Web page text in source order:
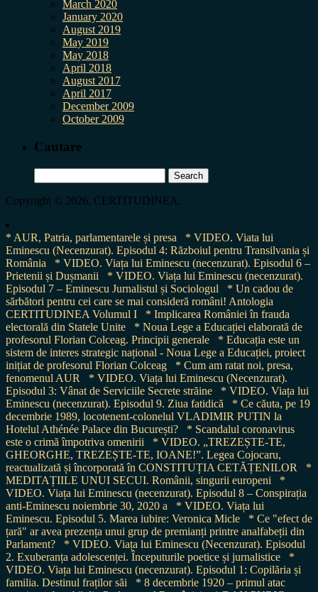
March 2020
January 2020
August 2019
May 2019
May 2018
April 2018
August 2017
April 2017
December 2009
October 2009
Cautare
for:
Copyright © 2026, CERTITUDINEA.
* AUR, Patria, parlamentarele și presa
* VIDEO. Viata lui
Eminescu (Necenzurat). Episodul 4: Războiul pentru Transilvania și
România
* VIDEO. Viața lui Eminescu (necenzurat). Episodul 6 –
Prietenii și Dușmanii
* VIDEO. Viața lui Eminescu (necenzurat).
Episodul 7 – Eminescu Jurnalistul și Sociologul
* Un cadou de
sărbători pentru cei care se mai consideră români! Antologia
CERTITUDINEA Volumul I
* Implicarea României în frauda
electorală din Statele Unite
* Noua Lege a Educației elaborată de
profesorul Florian Colceag. Principii generale
* Educația este un
sistem de interes strategic național - Noua Lege a Educației, proiect
inițiat de profesorul Florian Colceag
* Cum am ratat noi, presa,
fenomenul AUR
* VIDEO. Viața lui Eminescu (Necenzurat).
Episodul 3: Vânat de Serviciile Secrete străine
* VIDEO. Viața lui
Eminescu (necenzurat). Episodul 9. Ziua fatidică
* Ce căuta, pe 19
decembrie 1989, locotenent-colonelul VLADIMIR PUTIN la
Hotelul Athénée Palace din București?
* Scandalul coronavirus
este o crimă împotriva omenirii
* VIDEO. „TREZEȘTE-TE,
GHEORGHE, TREZEȘTE-TE, IOANE!”. Legea Cojocaru,
reactualizată și încorporată în CONSTITUȚIA CETĂȚENILOR
*
MEDITAȚIILE UNUI SECUI. Românii, singurii europeni
*
VIDEO. Viața lui Eminescu (necenzurat). Episodul 8 – Conspirația
anti-Eminescu noiembrie 30, 2020 a
* VIDEO. Viața lui
Eminescu. Episodul 5. Marea iubire: Veronica Micle
* Ce "efect de
țară" ar avea prezența unui grup de premianți printre analfabeții din
Parlament?
* VIDEO. Viața lui Eminescu (Necenzurat). Episodul
2. Exuberanța adolescenței. Începuturile poetice și jurnalistice
*
VIDEO. Viața lui Eminescu (necenzurat). Episodul 1: Copilăria și
familia. Destinul fraților săi
* 8 decembrie 1920 – primul atac